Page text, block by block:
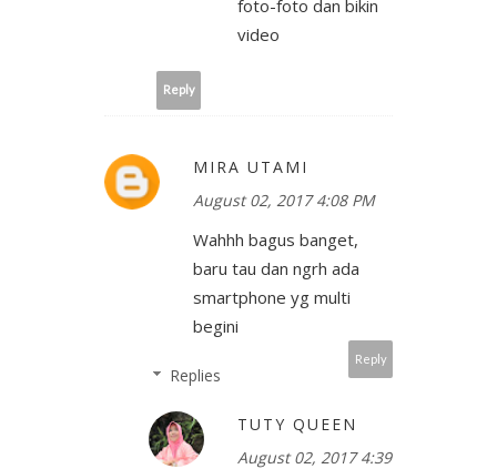
foto-foto dan bikin
video
Reply
MIRA UTAMI
August 02, 2017 4:08 PM
Wahhh bagus banget,
baru tau dan ngrh ada
smartphone yg multi
begini
Reply
Replies
TUTY QUEEN
August 02, 2017 4:39